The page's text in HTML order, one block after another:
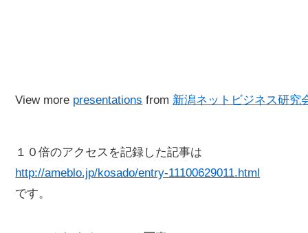
View more presentations from 新潟ネットビジネス研究
１０倍のアクセスを記録した記事は
http://ameblo.jp/kosado/entry-11100629011.html
です。